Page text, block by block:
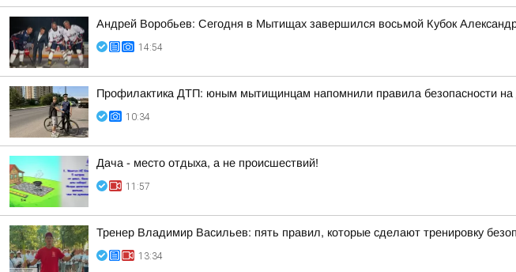
Андрей Воробьев: Сегодня в Мытищах завершился восьмой Кубок
14:54
Профилактика ДТП: юным мытищинцам напомнили правила безопасности на
10:34
Дача - место отдыха, а не происшествий!
11:57
Тренер Владимир Васильев: пять правил, которые сделают тренировку
13:34